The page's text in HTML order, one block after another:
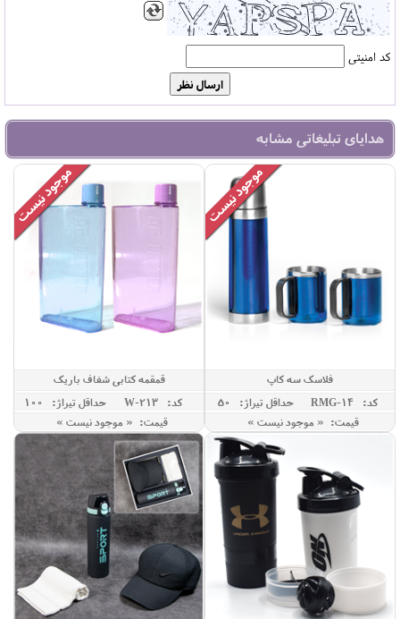
کد امنیتی
هدایای تبلیغاتی مشابه
فلاسک سه کاپ
کد: RMG-14
حداقل تيراژ: 50
قیمت: « موجود نیست »
قمقمه کتابی شفاف باریک
کد: W-213
حداقل تيراژ: 100
قیمت: « موجود نیست »